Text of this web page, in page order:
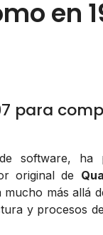
en
para
software,
original de
mucho más allá
y procesos